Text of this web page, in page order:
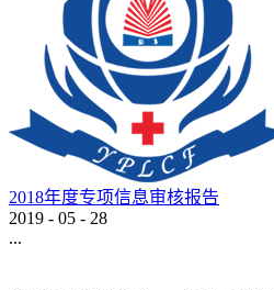
2018年度专项信息审核报告
2019 - 05 - 28
...